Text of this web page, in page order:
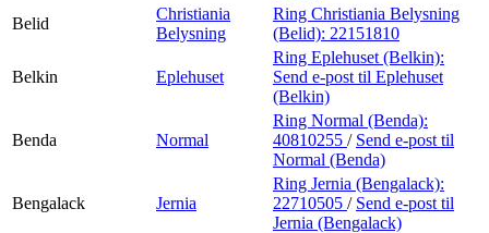
Belid
Christiania
Belysning
Ring Christiania Belysning
(Belid): 22151810
Belkin Eplehuset
Ring Eplehuset (Belkin):
Send e-post til Eplehuset
(Belkin)
Benda Normal
Ring Normal (Benda):
40810255 / Send e-post til
Normal (Benda)
Bengalack Jernia
Ring Jernia (Bengalack):
22710505 / Send e-post til
Jernia (Bengalack)